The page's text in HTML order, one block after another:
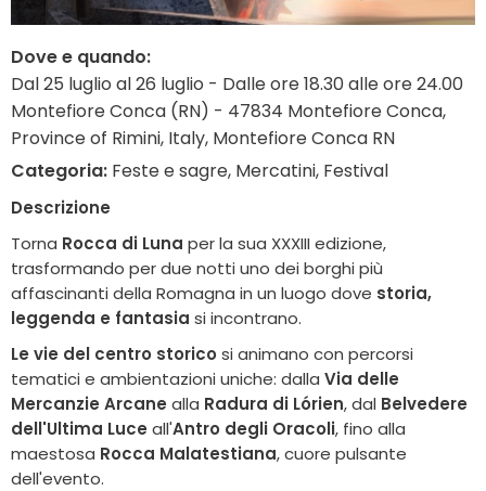
Dove e quando:
Dal 25 luglio al 26 luglio - Dalle ore 18.30 alle ore 24.00
Montefiore Conca (RN) - 47834 Montefiore Conca,
Province of Rimini, Italy, Montefiore Conca RN
Categoria: Feste e sagre, Mercatini, Festival
Descrizione
Torna Rocca di Luna per la sua XXXIII edizione,
trasformando per due notti uno dei borghi più
affascinanti della Romagna in un luogo dove storia,
leggenda e fantasia si incontrano.
Le vie del centro storico si animano con percorsi
tematici e ambientazioni uniche: dalla Via delle
Mercanzie Arcane alla Radura di Lórien, dal Belvedere
dell'Ultima Luce all'Antro degli Oracoli, fino alla
maestosa Rocca Malatestiana, cuore pulsante
dell'evento.